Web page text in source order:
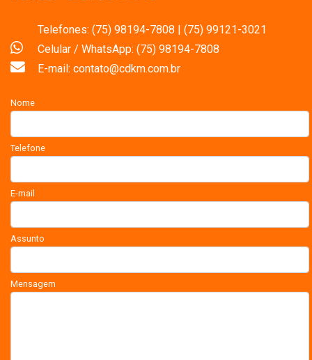
Telefones: (75) 98194-7808 | (75) 99121-3021
Celular / WhatsApp: (75) 98194-7808
E-mail: contato@cdkm.com.br
Nome
Telefone
E-mail
Assunto
Mensagem